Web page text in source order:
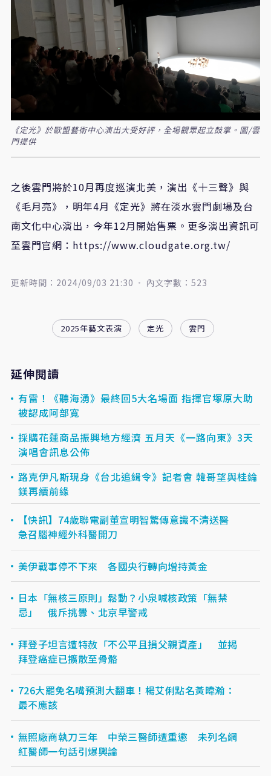
《定光》於歐盟藝術中心演出大受好評，全場觀眾起立鼓掌。圖/雲
門提供
之後雲門將於10月再度巡演北美，演出《十三聲》與
《毛月亮》，明年4月《定光》將在淡水雲門劇場及台
南文化中心演出，今年12月開始售票。更多演出資訊可
至雲門官網： https://www.cloudgate.org.tw/
更新時間：2024/09/03 21:30 內文字數：523
2025年藝文表演 定光 雲門
延伸閱讀
有雷！《聽海湧》最終回5大名場面 指揮官塚原大助
被認成阿部寬
採購花蓮商品振興地方經濟 五月天《一路向東》3天
演唱會訊息公佈
路克伊凡斯現身《台北追緝令》記者會 韓哥望與桂綸
鎂再續前緣
【快訊】74歲聯電副董宣明智驚傳意識不清送醫
急召腦神經外科醫開刀
美伊戰事停不下來 各國央行轉向增持黃金
日本「無核三原則」鬆動？小泉喊核政策「無禁
忌」 俄斥挑釁、北京早警戒
拜登子坦言遭特赦「不公平且損父親資產」 並揭
拜登癌症已擴散至骨骼
726大罷免名嘴預測大翻車！楊艾俐點名黃暐瀚：
最不應該
無照廠商執刀三年 中榮三醫師遭重懲 未列名網
紅醫師一句話引爆輿論